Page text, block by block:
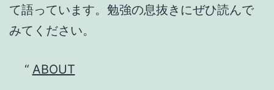
て語っています。勉強の息抜きにぜひ読んで
みてください。
ABOUT